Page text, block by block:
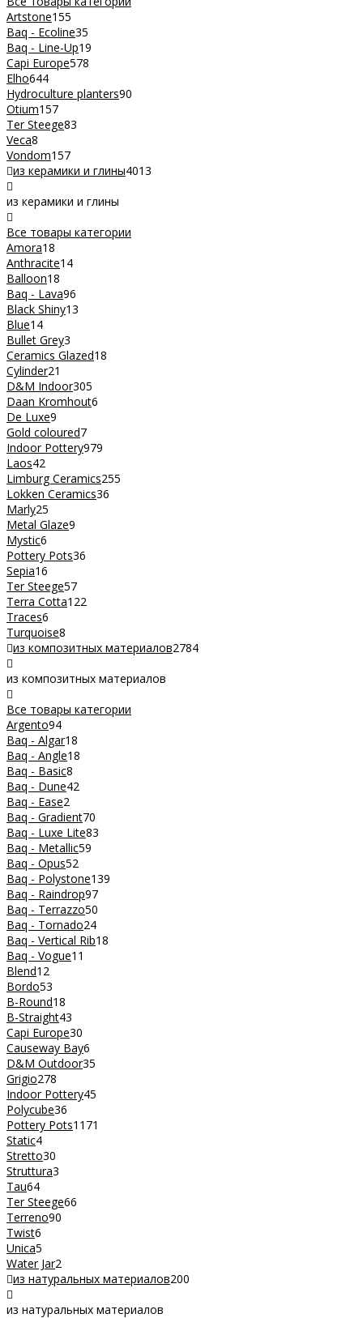
Artstone155
Baq - Ecoline35
Baq - Line-Up19
Capi Europe578
Elho644
Hydroculture planters90
Otium157
Ter Steege83
Veca8
Vondom157
из керамики и глины4013
из керамики и глины
Все товары категории
Amora18
Anthracite14
Balloon18
Baq - Lava96
Black Shiny13
Blue14
Bullet Grey3
Ceramics Glazed18
Cylinder21
D&M Indoor305
Daan Kromhout6
De Luxe9
Gold coloured7
Indoor Pottery979
Laos42
Limburg Ceramics255
Lokken Ceramics36
Marly25
Metal Glaze9
Mystic6
Pottery Pots36
Sepia16
Ter Steege57
Terra Cotta122
Traces6
Turquoise8
из композитных материалов2784
из композитных материалов
Все товары категории
Argento94
Baq - Algar18
Baq - Angle18
Baq - Basic8
Baq - Dune42
Baq - Ease2
Baq - Gradient70
Baq - Luxe Lite83
Baq - Metallic59
Baq - Opus52
Baq - Polystone139
Baq - Raindrop97
Baq - Terrazzo50
Baq - Tornado24
Baq - Vertical Rib18
Baq - Vogue11
Blend12
Bordo53
B-Round18
B-Straight43
Capi Europe30
Causeway Bay6
D&M Outdoor35
Grigio278
Indoor Pottery45
Polycube36
Pottery Pots1171
Static4
Stretto30
Struttura3
Tau64
Ter Steege66
Terreno90
Twist6
Unica5
Water Jar2
из натуральных материалов200
из натуральных материалов